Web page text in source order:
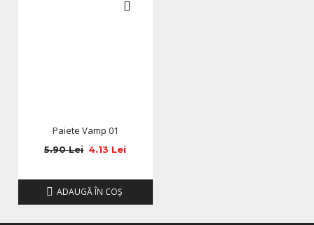
Paiete Vamp 01
4.13 Lei
5.90 Lei
ADAUGĂ ÎN COŞ